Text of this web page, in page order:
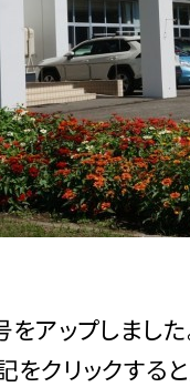
アップしまし
をクリックする